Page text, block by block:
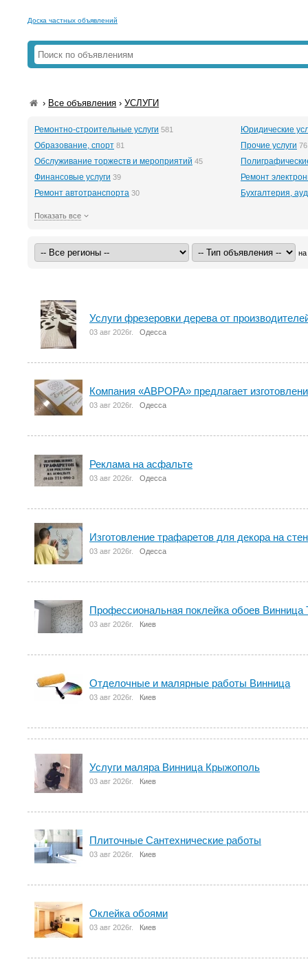
Доска частных объявлений
› Все объявления ›УСЛУГИ
Ремонтно-строительные услуги 581
Юридические
Образование, спорт 81 Прочие услуги 76
Обслуживание торжеств и мероприятий 45
Финансовые услуги 39
Ремонт
Ремонт автотранспорта 30 Бухгалтерия,
Показать все
на
Услуги фрезеровки дерева от
03 авг 2026г. Одесса
Компания «АВРОРА» предлагает
03 авг 2026г. Одесса
Реклама на асфальте
03 авг 2026г. Одесса
Изготовление трафаретов для декора на
03 авг 2026г. Одесса
Профессиональная поклейка обоев Винница
03 авг 2026г. Киев
Отделочные и малярные работы Винница
03 авг 2026г. Киев
Услуги маляра Винница Крыжополь
03 авг 2026г. Киев
Плиточные Сантехнические работы
03 авг 2026г. Киев
Оклейка обоями
03 авг 2026г. Киев